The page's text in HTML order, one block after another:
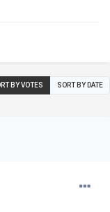
BY VOTES SORT BY DATE